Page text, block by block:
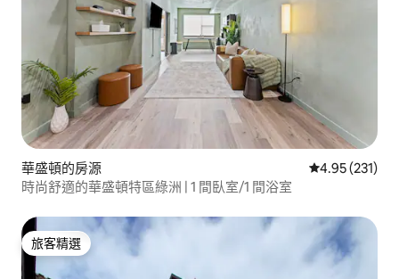
華盛頓的房源 從 231 則評價
4.95 (231)
時尚舒適的華盛頓特區綠洲 | 1 間臥室/1 間浴室
旅客精選
旅客精選